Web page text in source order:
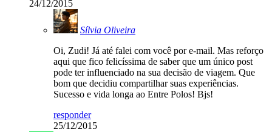
24/12/2015
Sílvia Oliveira
Oi, Zudi! Já até falei com você por e-mail. Mas reforço
aqui que fico felicíssima de saber que um único post
pode ter influenciado na sua decisão de viagem. Que
bom que decidiu compartilhar suas experiências.
Sucesso e vida longa ao Entre Polos! Bjs!
responder
25/12/2015